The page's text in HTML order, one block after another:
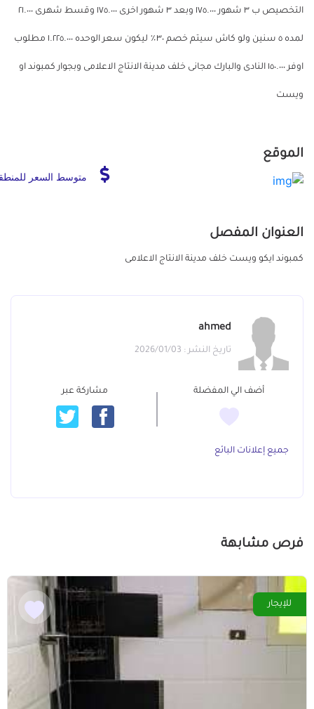
التخصيص ب ٣ شهور ١٧٥.٠٠٠ وبعد ٣ شهور اخرى ١٧٥.٠٠٠ وقسط شهرى ٢١.٠٠٠
لمده ٥ سنين ولو كاش سيتم خصم ٣٠٪؜ ليكون سعر الوحده ١.٢٢٥.٠٠٠ مطلوب
اوفر ١٥٠.٠٠٠ النادى والبارك مجانى خلف مدينة الانتاج الاعلامى وبجوار كمبوند او
ويست
الموقع
متوسط السعر
العنوان المفصل
كمبوند ايكو ويست خلف مدينة الانتاج الاعلامى
ahmed
تاريخ النشر : 2026/01/03
أضف الي المفضلة مشاركة عبر
جميع إعلانات البائع
فرص مشابهة
للإيجار